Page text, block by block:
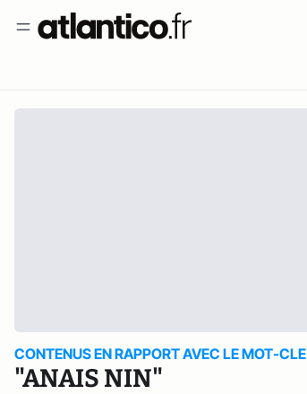
CONTENUS EN RAPPORT AVEC LE MOT-CLE
"ANAIS NIN"